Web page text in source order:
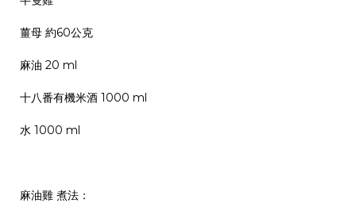
薑母 約60公克
麻油 20 ml
十八番有機米酒 1000 ml
水 1000 ml
麻油雞 煮法：